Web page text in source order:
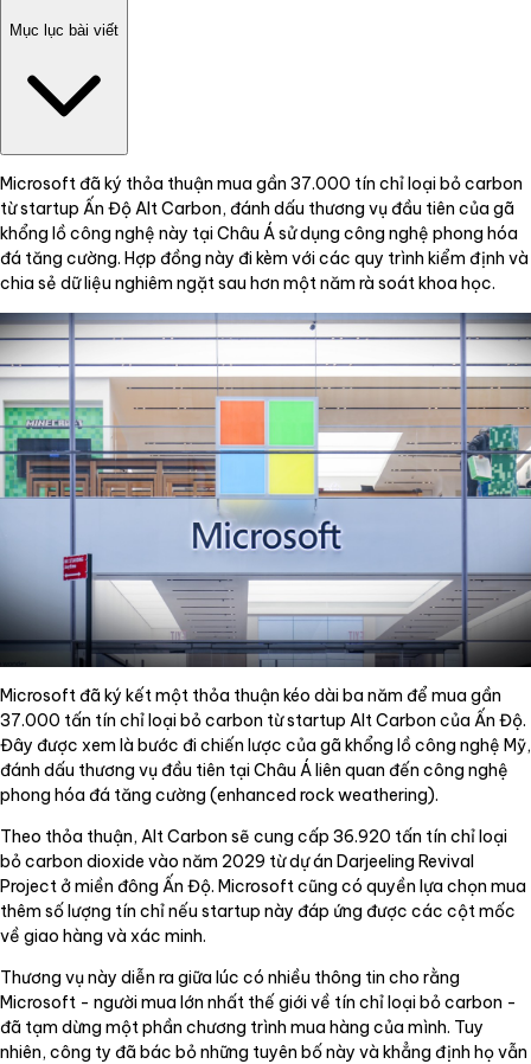
Mục lục bài viết
Microsoft đã ký thỏa thuận mua gần 37.000 tín chỉ loại bỏ carbon
từ startup Ấn Độ Alt Carbon, đánh dấu thương vụ đầu tiên của gã
khổng lồ công nghệ này tại Châu Á sử dụng công nghệ phong hóa
đá tăng cường. Hợp đồng này đi kèm với các quy trình kiểm định và
chia sẻ dữ liệu nghiêm ngặt sau hơn một năm rà soát khoa học.
Microsoft đã ký kết một thỏa thuận kéo dài ba năm để mua gần
37.000 tấn tín chỉ loại bỏ carbon từ startup Alt Carbon của Ấn Độ.
Đây được xem là bước đi chiến lược của gã khổng lồ công nghệ Mỹ,
đánh dấu thương vụ đầu tiên tại Châu Á liên quan đến công nghệ
phong hóa đá tăng cường (enhanced rock weathering).
Theo thỏa thuận, Alt Carbon sẽ cung cấp 36.920 tấn tín chỉ loại
bỏ carbon dioxide vào năm 2029 từ dự án Darjeeling Revival
Project ở miền đông Ấn Độ. Microsoft cũng có quyền lựa chọn mua
thêm số lượng tín chỉ nếu startup này đáp ứng được các cột mốc
về giao hàng và xác minh.
Thương vụ này diễn ra giữa lúc có nhiều thông tin cho rằng
Microsoft - người mua lớn nhất thế giới về tín chỉ loại bỏ carbon -
đã tạm dừng một phần chương trình mua hàng của mình. Tuy
nhiên, công ty đã bác bỏ những tuyên bố này và khẳng định họ vẫn